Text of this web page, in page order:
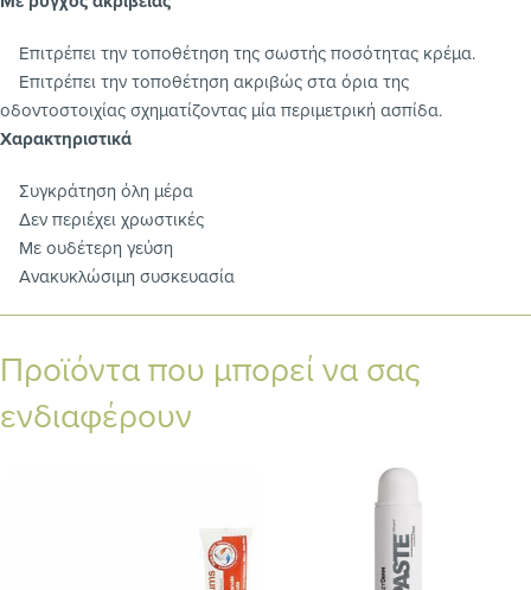
Επιτρέπει την τοποθέτηση της σωστής ποσότητας κρέμα.
Επιτρέπει την τοποθέτηση ακριβώς στα όρια της
οδοντοστοιχίας σχηματίζοντας μία περιμετρική ασπίδα.
Χαρακτηριστικά
Συγκράτηση όλη μέρα
Δεν περιέχει χρωστικές
Με ουδέτερη γεύση
Ανακυκλώσιμη συσκευασία
Προϊόντα που μπορεί να σας
ενδιαφέρουν